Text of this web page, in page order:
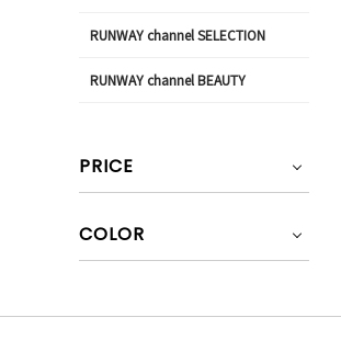
RUNWAY channel SELECTION
RUNWAY channel BEAUTY
PRICE
COLOR